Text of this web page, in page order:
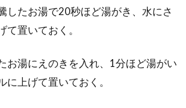
たお湯で20秒ほど湯がき、水にさ
て置いておく。
お湯にえのきを入れ、1分ほど湯がい
に上げて置いておく。